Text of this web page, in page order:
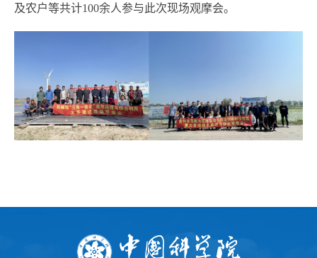
及农户等共计100余人参与此次现场观摩会。